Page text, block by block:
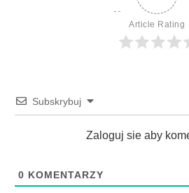
Article Rating
Subskrybuj
Zaloguj sie aby
0 KOMENTARZY